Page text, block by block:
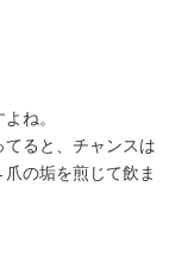
ね。
ると、チャンスは
の垢を煎じて飲ま